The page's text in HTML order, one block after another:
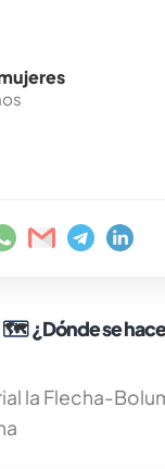
🗺¿Dónde se
la Flecha-